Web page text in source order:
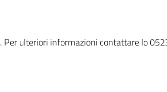
Per ulteriori informazioni contattare lo